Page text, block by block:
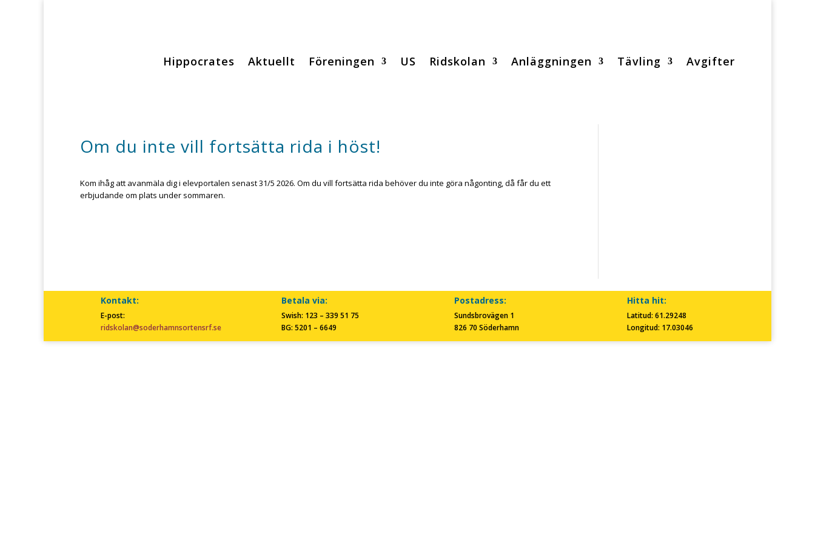
Hippocrates Aktuellt Föreningen US Ridskolan Anläggningen Tävling Avgifter
Om du inte vill fortsätta rida i höst!
Kom ihåg att avanmäla dig i elevportalen senast 31/5 2026. Om du vill fortsätta rida behöver du inte göra någonting, då får du ett
erbjudande om plats under sommaren.
Kontakt:
E-post:
ridskolan@soderhamnsortensrf.se
Betala via:
Swish: 123 – 339 51 75
BG: 5201 – 6649
Postadress:
Sundsbrovägen 1
826 70 Söderhamn
Hitta hit:
Latitud: 61.29248
Longitud: 17.03046